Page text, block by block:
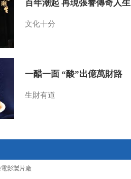
百年潮起 再現張謇傳奇人生
文化十分
一醋一面 “酸”出億萬財路
生財有道
影製片廠